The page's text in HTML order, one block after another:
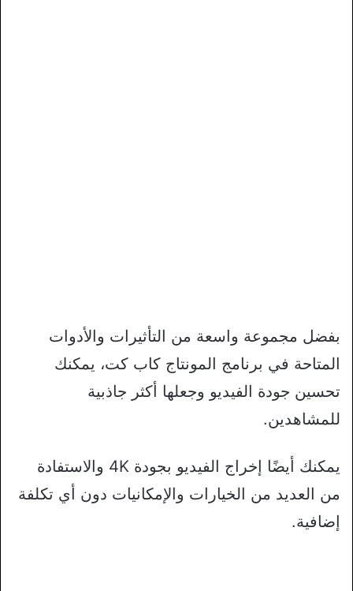
بفضل مجموعة واسعة من التأثيرات والأدوات
المتاحة في برنامج المونتاج كاب كت، يمكنك
تحسين جودة الفيديو وجعلها أكثر جاذبية
للمشاهدين.
يمكنك أيضًا إخراج الفيديو بجودة 4K والاستفادة
من العديد من الخيارات والإمكانيات دون أي تكلفة
إضافية.